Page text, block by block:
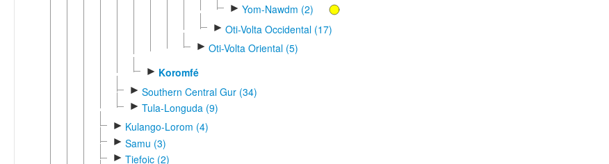
► Yom-Nawdm (2)
► Oti-Volta Occidental (17)
► Oti-Volta Oriental (5)
► Koromfé
► Southern Central Gur (34)
► Tula-Longuda (9)
► Kulango-Lorom (4)
► Samu (3)
► Tiefoic (2)